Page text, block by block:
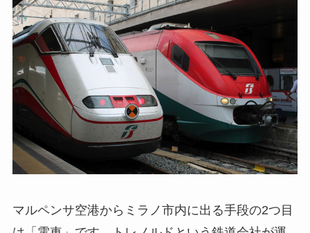
マルペンサ空港からミラノ市内に出る手段の2つ目